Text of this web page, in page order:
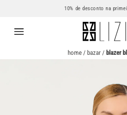
10% de desconto na
home / bazar / blazer